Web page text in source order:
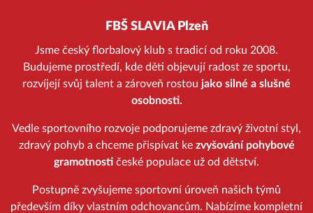
FBŠ SLAVIA Plzeň
Jsme český florbalový klub s tradicí od roku 2008.
Budujeme prostředí, kde děti objevují radost ze sportu,
rozvíjejí svůj talent a zároveň rostou jako silné a slušné
osobnosti.
Vedle sportovního rozvoje podporujeme zdravý životní styl,
zdravý pohyb a chceme přispívat kezvyšování pohybové
gramotnosti české populace už od dětství.
Postupně zvyšujeme sportovní úroveň našich týmů
především díky vlastním odchovancům. Nabízíme kompletní